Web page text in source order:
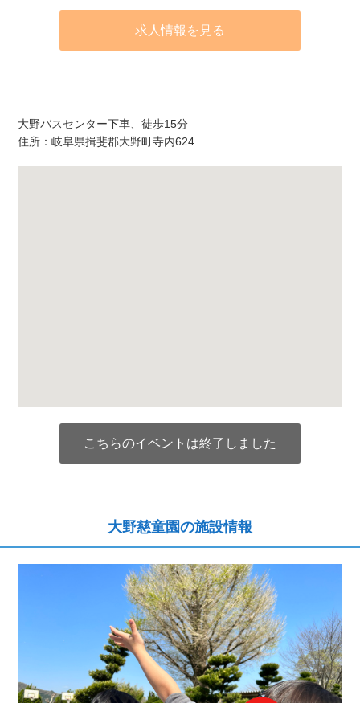
求人情報を見る
大野バスセンター下車、徒歩15分
住所：岐阜県揖斐郡大野町寺内624
こちらのイベントは終了しました
大野慈童園の施設情報